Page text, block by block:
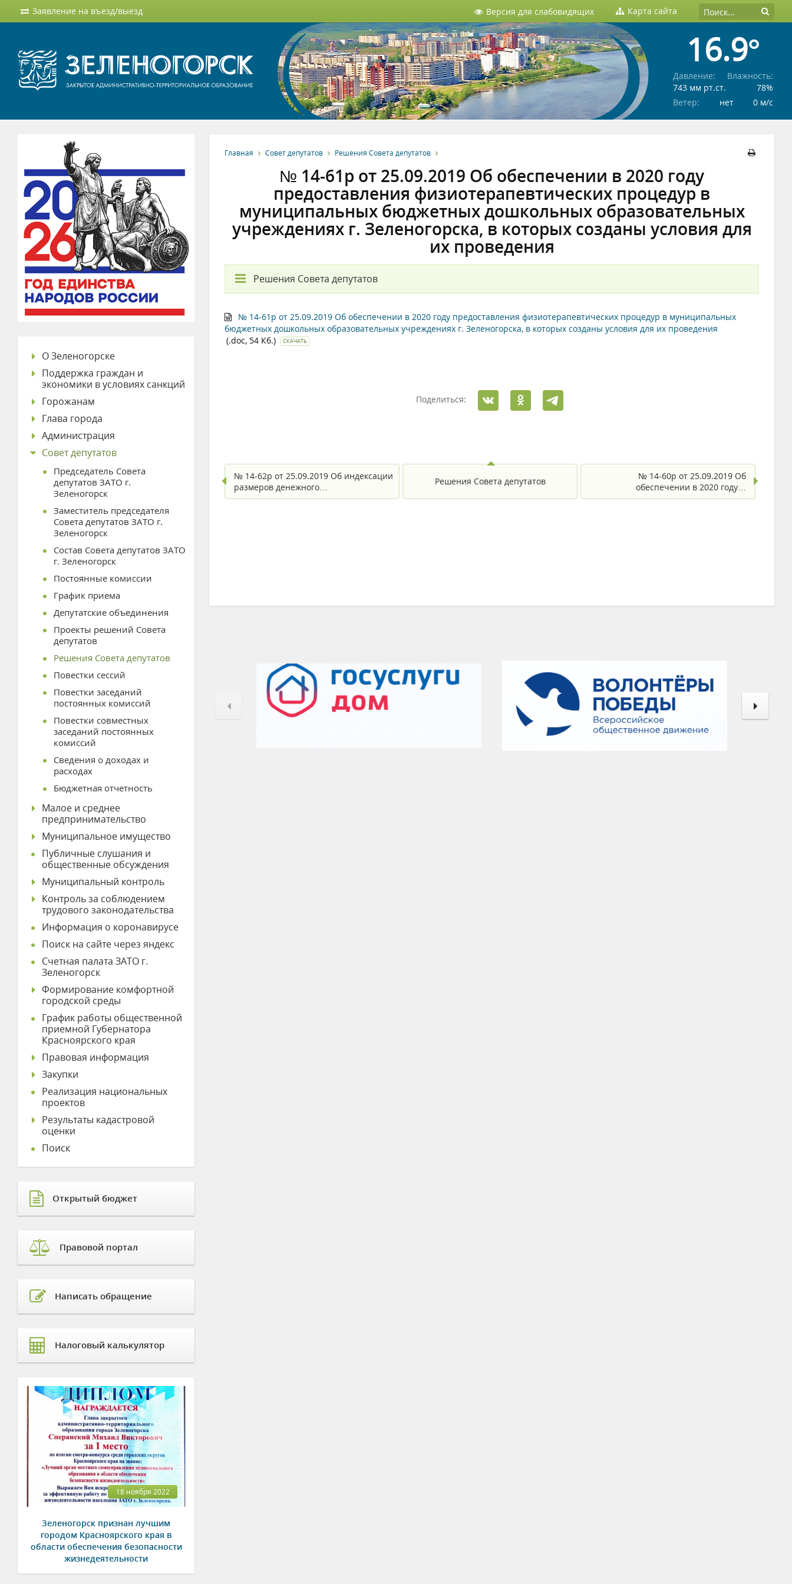
Заявление на въезд/выезд Версия для слабовидящих Карта сайта
16.9°
Давление:
743 мм рт.ст.
Влажность:
78%
Ветер:
нет 0 м/c
Главная Совет депутатов Решения Совета депутатов
№ 14-61р от 25.09.2019 Об обеспечении в 2020 году
предоставления физиотерапевтических процедур в
муниципальных бюджетных дошкольных образовательных
учреждениях г. Зеленогорска, в которых созданы условия для
их проведения
Решения Совета депутатов
№ 14-61р от 25.09.2019 Об обеспечении в 2020 году предоставления физиотерапевтических процедур в муниципальных
бюджетных дошкольных образовательных учреждениях г. Зеленогорска, в которых созданы условия для их проведения
(.doc, 54 Кб.)
СКАЧАТЬ
Поделиться:
№ 14-62р от 25.09.2019 Об индексации
размеров денежного…
Решения Совета депутатов
№ 14-60р от 25.09.2019 Об
обеспечении в 2020 году…
О Зеленогорске
Поддержка граждан и
экономики в условиях санкций
Горожанам
Глава города
Администрация
Совет депутатов
Председатель Совета
депутатов ЗАТО г.
Зеленогорск
Заместитель председателя
Совета депутатов ЗАТО г.
Зеленогорск
Состав Совета депутатов ЗАТО
г. Зеленогорск
Постоянные комиссии
График приема
Депутатские объединения
Проекты решений Совета
депутатов
Решения Совета депутатов
Повестки сессий
Повестки заседаний
постоянных комиссий
Повестки совместных
заседаний постоянных
комиссий
Сведения о доходах и
расходах
Бюджетная отчетность
Малое и среднее
предпринимательство
Муниципальное имущество
Публичные слушания и
общественные обсуждения
Муниципальный контроль
Контроль за соблюдением
трудового законодательства
Информация о коронавирусе
Поиск на сайте через яндекс
Счетная палата ЗАТО г.
Зеленогорск
Формирование комфортной
городской среды
График работы общественной
приемной Губернатора
Красноярского края
Правовая информация
Закупки
Реализация национальных
проектов
Результаты кадастровой
оценки
Поиск
Открытый бюджет
Правовой портал
Написать обращение
Налоговый калькулятор
18 ноября 2022
Зеленогорск признан лучшим
городом Красноярского края в
области обеспечения безопасности
жизнедеятельности